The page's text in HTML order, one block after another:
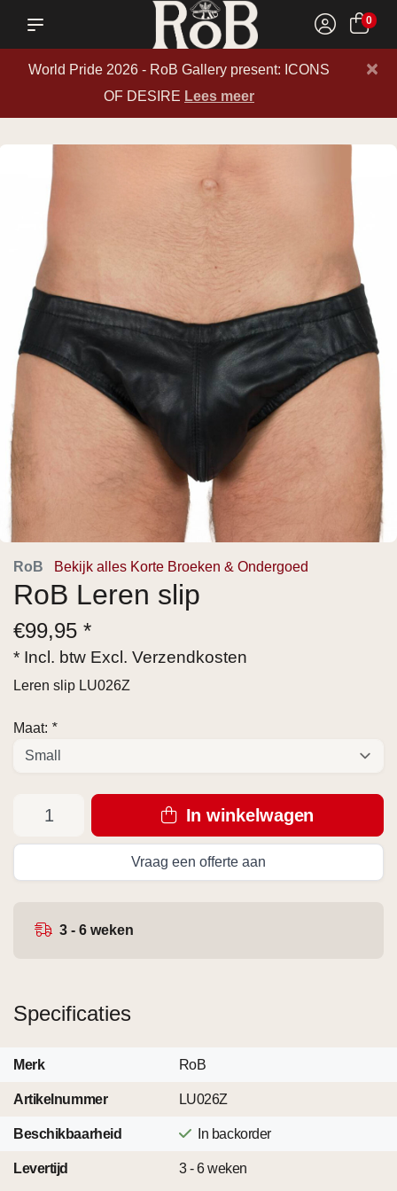
0
World Pride 2026 - RoB Gallery present: ICONS
OF DESIRE Lees meer
×
RoB Bekijk alles Korte Broeken & Ondergoed
RoB Leren slip
€99,95 *
* Incl. btw Excl. Verzendkosten
Leren slip LU026Z
Maat: *
In winkelwagen
Vraag een offerte aan
3 - 6 weken
Specificaties
Merk RoB
Artikelnummer LU026Z
Beschikbaarheid In backorder
Levertijd 3 - 6 weken